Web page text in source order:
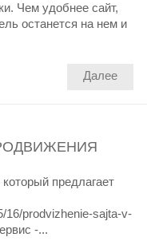
Чем удобнее сайт,
останется на нем и
Далее
предлагает
16/prodvizhenie-sajta-v-
-...